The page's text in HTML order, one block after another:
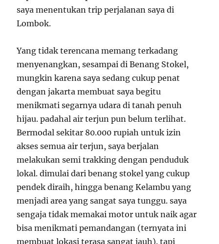
saya menentukan trip perjalanan saya di
Lombok.
Yang tidak terencana memang terkadang
menyenangkan, sesampai di Benang Stokel,
mungkin karena saya sedang cukup penat
dengan jakarta membuat saya begitu
menikmati segarnya udara di tanah penuh
hijau. padahal air terjun pun belum terlihat.
Bermodal sekitar 80.000 rupiah untuk izin
akses semua air terjun, saya berjalan
melakukan semi trakking dengan penduduk
lokal. dimulai dari benang stokel yang cukup
pendek diraih, hingga benang Kelambu yang
menjadi area yang sangat saya tunggu. saya
sengaja tidak memakai motor untuk naik agar
bisa menikmati pemandangan (ternyata ini
membuat lokasi terasa sangat jauh). tapi